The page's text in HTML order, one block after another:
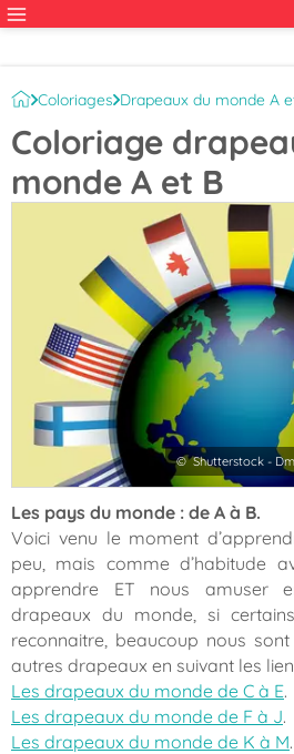
Coloriages Drapeaux du monde A
Coloriage
monde A et B
© Shutterstock -
Les pays du monde : de A à B.
Voici venu le moment
peu, mais comme d’habitude
apprendre ET nous amuser
drapeaux du monde, si
reconnaitre, beaucoup nous
autres drapeaux en suivant les
Les drapeaux du monde de C à E.
Les drapeaux du monde de F à J.
Les drapeaux du monde de K à M.